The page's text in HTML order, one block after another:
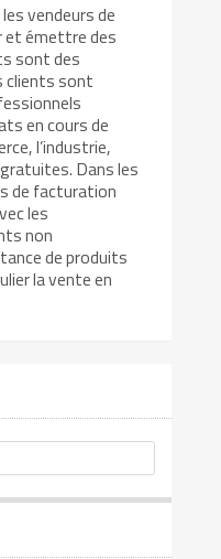
vendeurs de
et émettre des
sont des
clients sont
en cours de
l’industrie,
Dans les
de facturation
les
non
de produits
la vente en